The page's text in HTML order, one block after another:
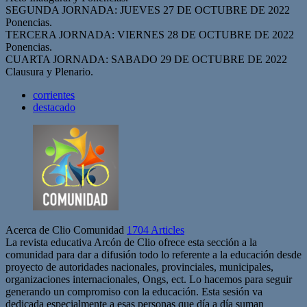
SEGUNDA JORNADA: JUEVES 27 DE OCTUBRE DE 2022
Ponencias.
TERCERA JORNADA: VIERNES 28 DE OCTUBRE DE 2022
Ponencias.
CUARTA JORNADA: SABADO 29 DE OCTUBRE DE 2022
Clausura y Plenario.
corrientes
destacado
Acerca de Clio Comunidad 1704 Articles
La revista educativa Arcón de Clio ofrece esta sección a la
comunidad para dar a difusión todo lo referente a la educación desde
proyecto de autoridades nacionales, provinciales, municipales,
organizaciones internacionales, Ongs, ect. Lo hacemos para seguir
generando un compromiso con la educación. Esta sesión va
dedicada especialmente a esas personas que día a día suman